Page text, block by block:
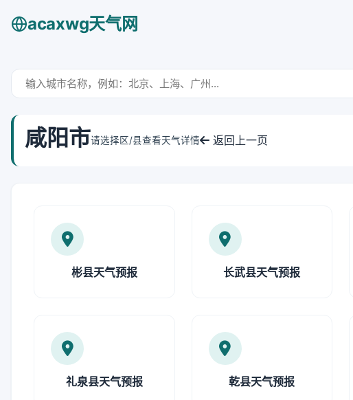
acaxwg天气网
咸阳市请选择区/县查看天气详情 返回上一页
彬县天气预报 长武县天气预报
礼泉县天气预报 乾县天气预报